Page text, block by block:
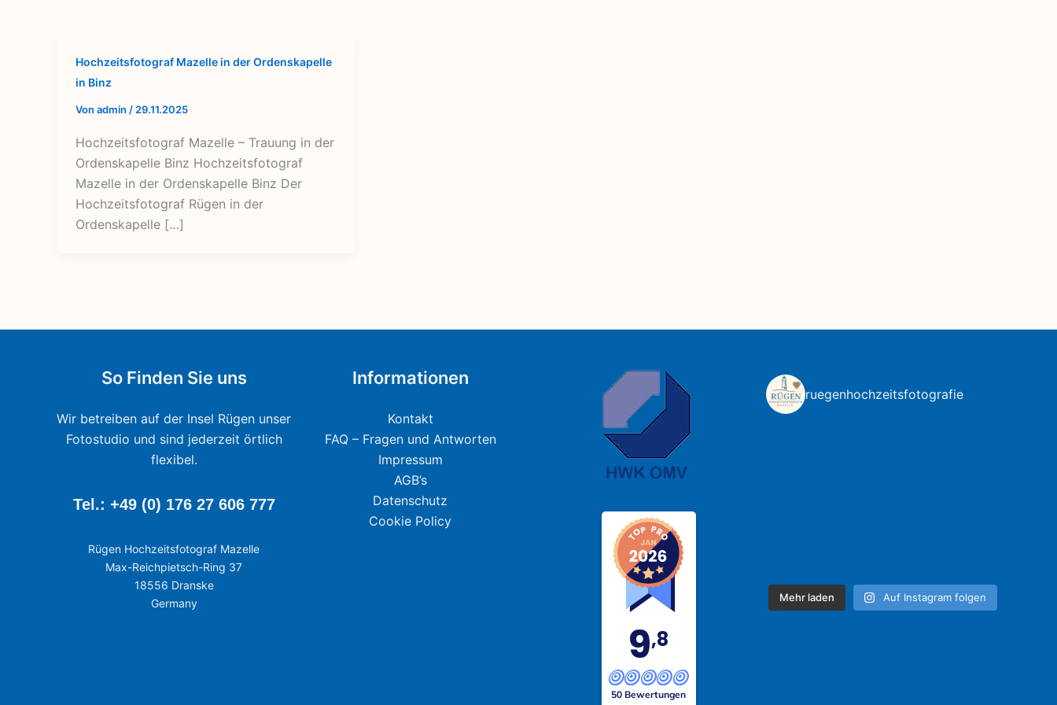
Hochzeitsfotograf Mazelle in der Ordenskapelle
in Binz
Von admin / 29.11.2025
Hochzeitsfotograf Mazelle – Trauung in der
Ordenskapelle Binz Hochzeitsfotograf
Mazelle in der Ordenskapelle Binz Der
Hochzeitsfotograf Rügen in der
Ordenskapelle […]
So Finden Sie uns
Wir betreiben auf der Insel Rügen unser
Fotostudio und sind jederzeit örtlich
flexibel.
Tel.: +49 (0) 176 27 606 777
Rügen Hochzeitsfotograf Mazelle
Max-Reichpietsch-Ring 37
18556 Dranske
Germany
Informationen
Kontakt
FAQ – Fragen und Antworten
Impressum
AGB’s
Datenschutz
Cookie Policy
9,8
50 Bewertungen
ruegenhochzeitsfotografie
Mehr laden Auf Instagram folgen